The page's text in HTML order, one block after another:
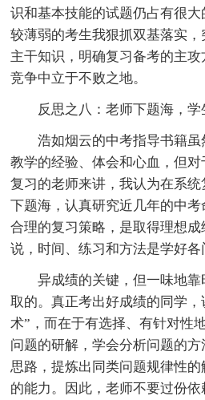
识和基本技能的试题仍占有很
较薄弱的考生我狠抓双基落实
主干知识，明确复习备考的主
竞争中立于不败之地。
反思之八：老师下题海，学
浩如烟云的中考指导书籍
教学的经验、体会和心血，但
复习的老师来讲，我认为在系
下题海，认真研究近几年的中
合理的复习策略，是取得理想
说，时间、练习和方法是学好
异成绩的关键，但一味地靠
取的。真正考出好成绩的同学
术”，而在于有选择、有针对性
问题的研解，学会分析问题的
思路，提炼出同类问题规律性
的能力。因此，老师不要过份